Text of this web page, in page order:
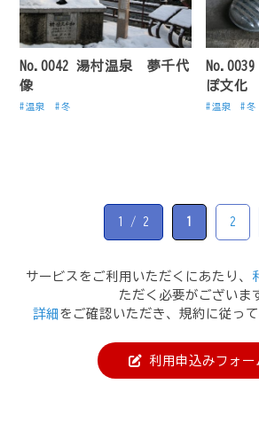
No.0042 湯村温泉 夢千代
像
温泉 冬
ぽ文化
温泉 冬
1 / 2 1 2
サービスをご利用いただくにあたり、
ただく必要がございま
詳細 をご確認いただき、規約に従っ
利用申込みフォー